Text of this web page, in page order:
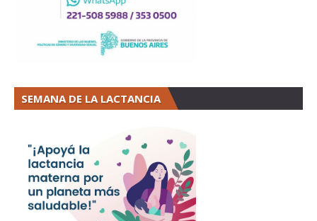
SEMANA DE LA LACTANCIA